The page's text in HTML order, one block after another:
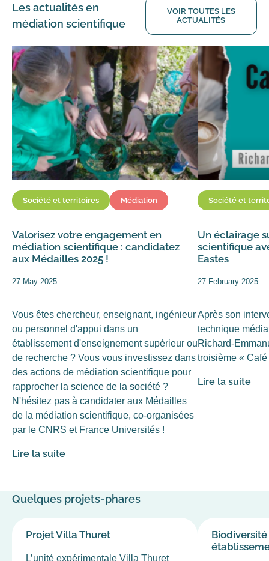
Les actualités en
médiation scientifique
VOIR TOUTES LES
ACTUALITÉS
Société et territoires Médiation
Valorisez votre engagement en
médiation scientifique : candidatez
aux Médailles 2025 !
27 May 2025
Vous êtes chercheur, enseignant, ingénieur
ou personnel d'appui dans un
établissement d'enseignement supérieur ou
de recherche ? Vous vous investissez dans
des actions de médiation scientifique pour
rapprocher la science de la société ?
N'hésitez pas à candidater aux Médailles
de la médiation scientifique, co-organisées
par le CNRS et France Universités !
Lire la suite
Société et
Un éclairage
scientifique
Eastes
27 February 2025
Après son
technique
Richard-
troisième «
Lire la suite
Quelques projets-phares
Projet Villa Thuret
L’unité expérimentale Villa Thuret